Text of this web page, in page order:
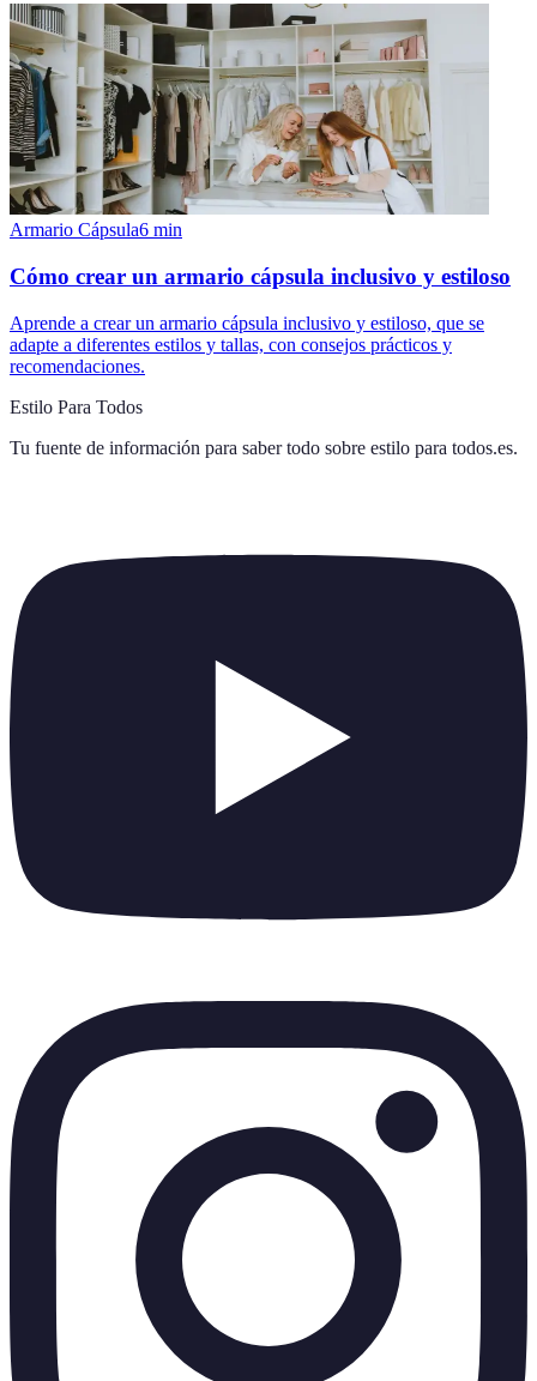
Armario Cápsula6 min
Cómo crear un armario cápsula inclusivo y estiloso
Aprende a crear un armario cápsula inclusivo y estiloso, que se
adapte a diferentes estilos y tallas, con consejos prácticos y
recomendaciones.
Estilo Para Todos
Tu fuente de información para saber todo sobre estilo para todos.es.